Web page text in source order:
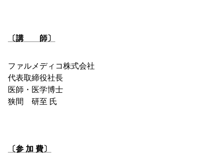
〔講 師〕
ファルメディコ株式会社
代表取締役社長
医師・医学博士
狭間 研至 氏
〔参 加 費〕